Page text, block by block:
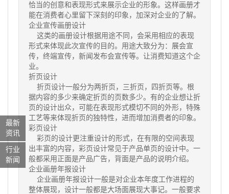
恰当的创意和表现形式来展示企业的形象。这样画册才
能在消费者心里留下深刻的印象，加深对企业的了解。
企业宣传画册设计
这类的画册设计根据用途不同，会采用相应的表现
形式来体现此次宣传的目的。用途大致分为：展会宣
传，终端宣传，新闻发布会宣传等。让消费知道这个企
业。
折页设计
折页设计一般分为两折页，三折页，四折页等。根
据内容的多少来确定折页的页数多少。有的企业想让折
页的设计出众，可能在表现形式模切不同的外形，特殊
工艺等来体现折页的独特性，进而增加消费者的印象。
彩页设计
彩页的设计更注重设计的形式，在有限的空间表现
出丰富的内容，彩页设计常见于产品单页的设计中。一
般都采用正面是产品广告，背面是产品的说明介绍。
企业画册年报设计
企业画册年报设计一般是对企业本年度工作进程的
整体展现，设计一般都是大场面展现大事记。一般要求
最新
资讯
行业
新闻